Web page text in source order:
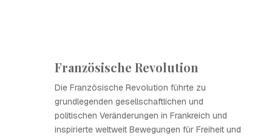
Französische Revolution
Die Französische Revolution führte zu
grundlegenden gesellschaftlichen und
politischen Veränderungen in Frankreich und
inspirierte weltweit Bewegungen für Freiheit und